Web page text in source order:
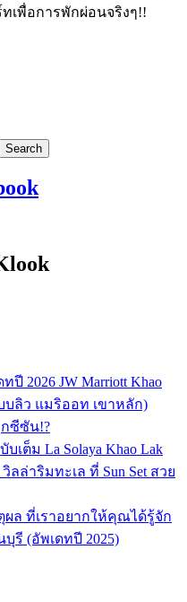
เพื่อการพักผ่อนจริงๆ!!
ทปี 2026 JW Marriott Khao
บบลิว แมริออท เขาหลัก)
ซีซัน!?
บเต็ม La Solaya Khao Lak
ลล่าริมทะเล ที่ Sun Set สวย
ผล ที่เราอยากให้คุณได้รู้จัก
รี (อัพเดทปี 2025)